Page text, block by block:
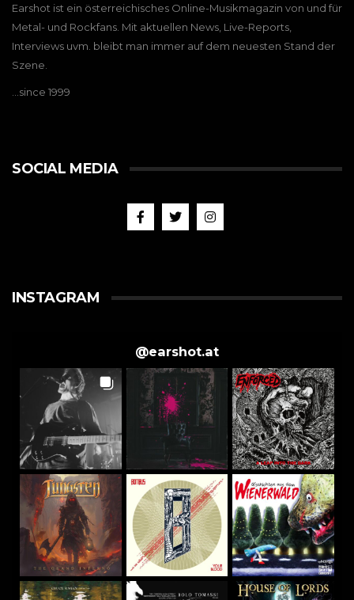
Earshot ist ein österreichisches Online-Musikmagazin von und für
Metal- und Rockfans. Mit aktuellen News, Live-Reports,
Interviews uvm. bleibt man immer auf dem neuesten Stand der
Szene.
…since 1999
SOCIAL MEDIA
INSTAGRAM
@earshot.at